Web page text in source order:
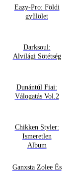
Eazy-Pro: Földi
gyűlölet
Darksoul:
Alvilági Sötétség
Dunántúl Fiai:
Válogatás Vol.2
Chikken Styler:
Ismeretlen
Album
Ganxsta Zolee És